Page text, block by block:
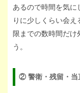
あるので時間を気に
りに少しくらい会
限までの数時間だけ
う。
② 警衛・残留・当